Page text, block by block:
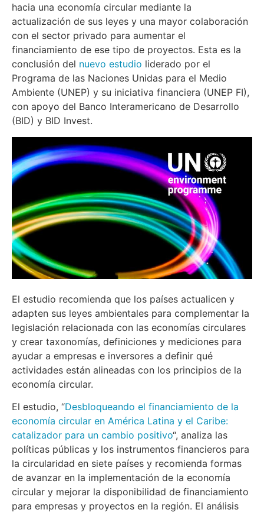
hacia una economía circular mediante la
actualización de sus leyes y una mayor colaboración
con el sector privado para aumentar el
financiamiento de ese tipo de proyectos. Esta es la
conclusión del nuevo estudio liderado por el
Programa de las Naciones Unidas para el Medio
Ambiente (UNEP) y su iniciativa financiera (UNEP FI),
con apoyo del Banco Interamericano de Desarrollo
(BID) y BID Invest.
El estudio recomienda que los países actualicen y
adapten sus leyes ambientales para complementar la
legislación relacionada con las economías circulares
y crear taxonomías, definiciones y mediciones para
ayudar a empresas e inversores a definir qué
actividades están alineadas con los principios de la
economía circular.
El estudio, “Desbloqueando el financiamiento de la
economía circular en América Latina y el Caribe:
catalizador para un cambio positivo“, analiza las
políticas públicas y los instrumentos financieros para
la circularidad en siete países y recomienda formas
de avanzar en la implementación de la economía
circular y mejorar la disponibilidad de financiamiento
para empresas y proyectos en la región. El análisis